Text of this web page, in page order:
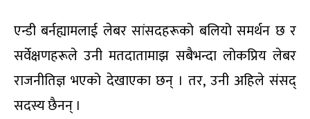
एन्डी बर्नह्यामलाई लेबर सांसदहरूको बलियो समर्थन छ र
सर्वेक्षणहरूले उनी मतदातामाझ सबैभन्दा लोकप्रिय लेबर
राजनीतिज्ञ भएको देखाएका छन् । तर, उनी अहिले संसद्
सदस्य छैनन् ।